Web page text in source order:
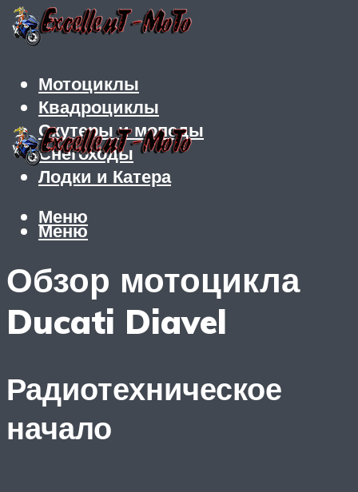
Мотоциклы
Квадроциклы
Скутеры и мопеды
Снегоходы
Лодки и Катера
Меню
Меню
Обзор мотоцикла
Ducati Diavel
Радиотехническое
начало